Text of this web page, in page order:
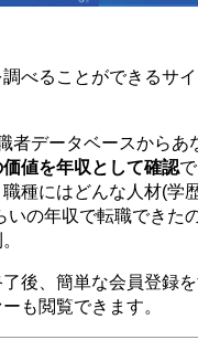
べることができるサ
者データベースからあ
価値を年収として確認
種にはどんな人材(学
いの年収で転職できた
後、簡単な会員登録
も閲覧できます。